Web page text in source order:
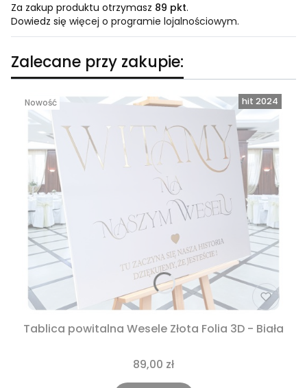
Za zakup produktu otrzymasz 89 pkt.
Dowiedz się więcej o programie lojalnościowym.
Zalecane przy zakupie:
Nowość
Tablica powitalna Wesele Złota Folia 3D - Biała
89,00 zł